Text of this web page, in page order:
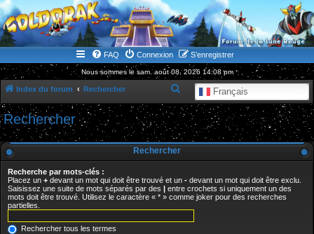
WWW.GOLDORAKGO.COM
le site de la Lune Rouge
FAQ Connexion S’enregistrer
Nous sommes le sam. août 08, 2026 14:08 pm
Index du forum Rechercher Français
e
c
h
c
e
Rechercher
Rechercher
Recherche par mots-clés :
Placez un + devant un mot qui doit être trouvé et un - devant un mot qui doit être exclu.
Saisissez une suite de mots séparés par des | entre crochets si uniquement un des
mots doit être trouvé. Utilisez le caractère « * » comme joker pour des recherches
partielles.
Rechercher tous les termes